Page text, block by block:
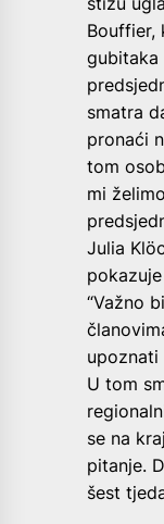
Bouffier,
gubitaka
smatra
pronaći
tom
mi
Julia
“Važno
upoznati
U tom
se na
pitanje.
šest